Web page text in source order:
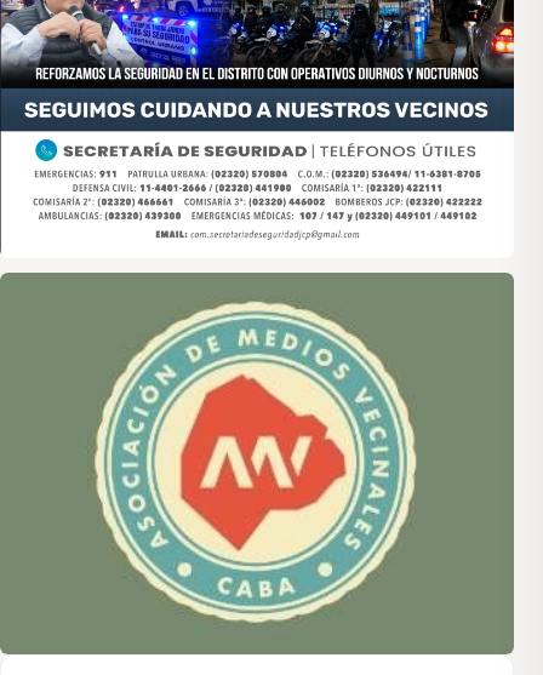
Asociación de Medios Vecinales